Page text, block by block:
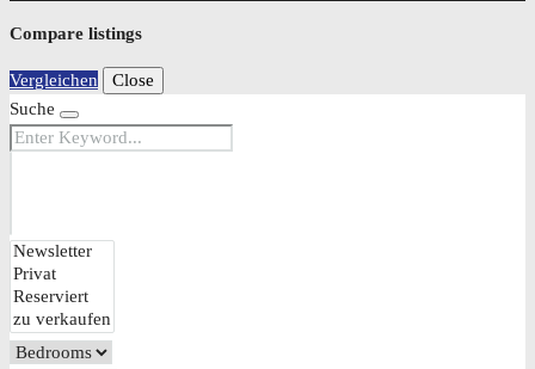
Compare listings
Vergleichen
Close
Suche